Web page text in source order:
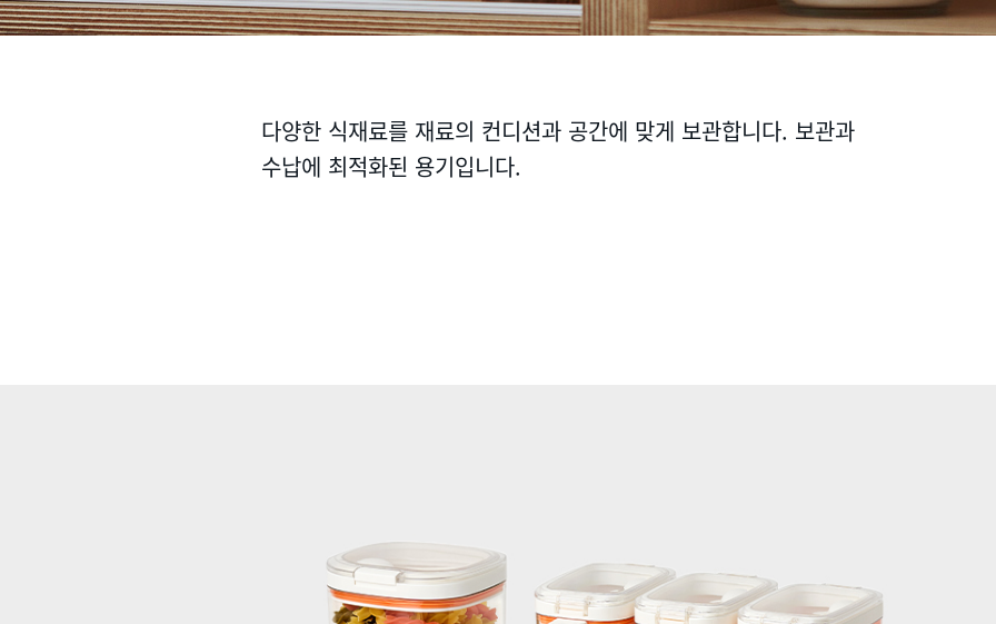
다양한 식재료를 재료의 컨디션과 공간에 맞게 보관합니다. 보관과
수납에 최적화된 용기입니다.